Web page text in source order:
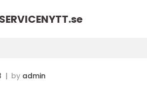
SERVICENYTT.se
by admin